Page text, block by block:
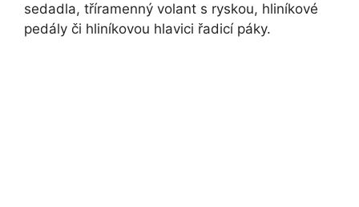
sedadla, tříramenný volant s ryskou, hliníkové
pedály či hliníkovou hlavici řadicí páky.